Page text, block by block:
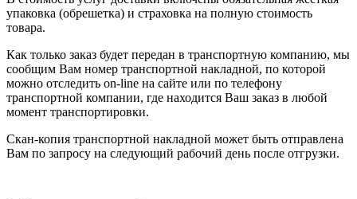
упаковка (обрешетка) и страховка на полную стоимость
товара.
Как только заказ будет передан в транспортную компанию, мы
сообщим Вам номер транспортной накладной, по которой
можно отследить on-line на сайте или по телефону
транспортной компании, где находится Ваш заказ в любой
момент транспортировки.
Скан-копия транспортной накладной может быть отправлена
Вам по запросу на следующий рабочий день после отгрузки.